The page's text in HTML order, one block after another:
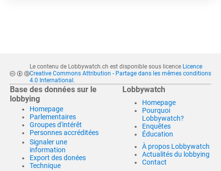
Le contenu de Lobbywatch.ch est disponible sous licence Licence
Creative Commons Attribution - Partage dans les mêmes conditions
4.0 International .
Base des données sur le
lobbying
Homepage
Parlementaires
Groupes d'intérêt
Personnes accréditées
Signaler une
information
Export des donées
Technique
Lobbywatch
Homepage
Pourquoi
Lobbywatch?
Enquêtes
Éducation
À propos Lobbywatch
Actualités du lobbying
Contact